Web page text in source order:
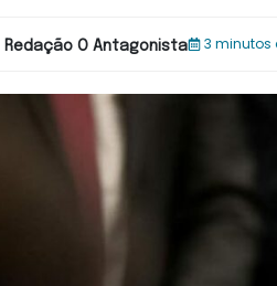
Redação O Antagonista 3 minutos